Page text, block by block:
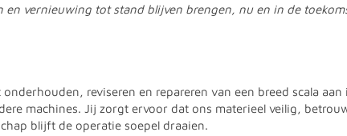
vernieuwing tot stand blijven brengen, nu en in de
reviseren en repareren van een breed scala
machines. Jij zorgt ervoor dat ons materieel veilig,
blijft de operatie soepel draaien.